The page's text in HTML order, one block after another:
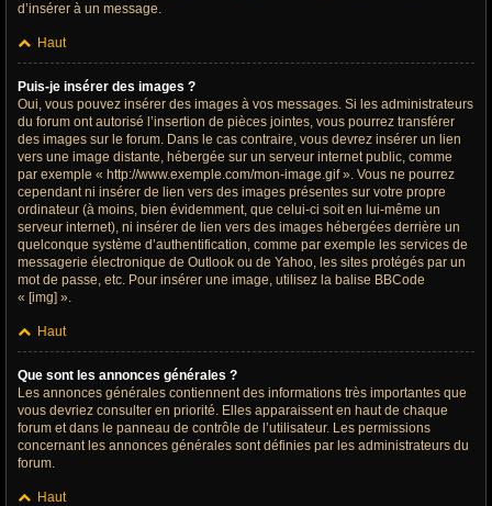
d’insérer à un message.
Haut
Puis-je insérer des images ?
Oui, vous pouvez insérer des images à vos messages. Si les administrateurs
du forum ont autorisé l’insertion de pièces jointes, vous pourrez transférer
des images sur le forum. Dans le cas contraire, vous devrez insérer un lien
vers une image distante, hébergée sur un serveur internet public, comme
par exemple « http://www.exemple.com/mon-image.gif ». Vous ne pourrez
cependant ni insérer de lien vers des images présentes sur votre propre
ordinateur (à moins, bien évidemment, que celui-ci soit en lui-même un
serveur internet), ni insérer de lien vers des images hébergées derrière un
quelconque système d’authentification, comme par exemple les services de
messagerie électronique de Outlook ou de Yahoo, les sites protégés par un
mot de passe, etc. Pour insérer une image, utilisez la balise BBCode
« [img] ».
Haut
Que sont les annonces générales ?
Les annonces générales contiennent des informations très importantes que
vous devriez consulter en priorité. Elles apparaissent en haut de chaque
forum et dans le panneau de contrôle de l’utilisateur. Les permissions
concernant les annonces générales sont définies par les administrateurs du
forum.
Haut